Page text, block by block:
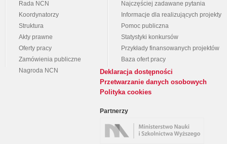
Rada NCN
Koordynatorzy
Struktura
Akty prawne
Oferty pracy
Zamówienia publiczne
Nagroda NCN
Najczęściej zadawane pytania
Informacje dla realizujących projekty
Pomoc publiczna
Statystyki konkursów
Przykłady finansowanych projektów
Baza ofert pracy
Deklaracja dostępności
Przetwarzanie danych osobowych
Polityka cookies
Partnerzy